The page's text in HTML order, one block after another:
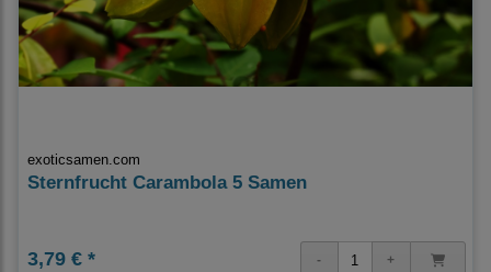
exoticsamen.com
Sternfrucht Carambola 5 Samen
3,79 € *